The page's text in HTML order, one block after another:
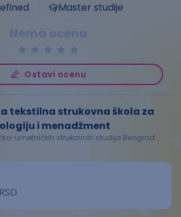
Master studije
Nema ocena
Ostavi ocenu
tekstilna strukovna škola za
i menadžment
umetničkih strukovnih studija Beograd